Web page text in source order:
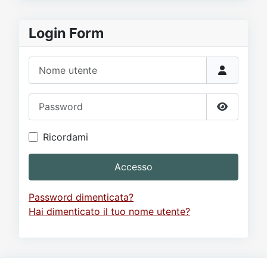
Forum
Login Form
Mostra
Ricordami
Accesso
Password dimenticata?
Hai dimenticato il tuo nome utente?